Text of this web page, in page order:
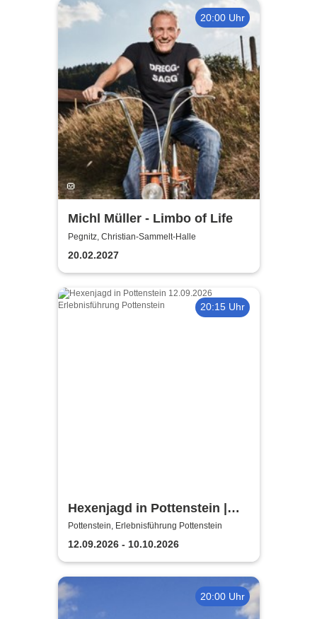
20:00 Uhr
Michl Müller - Limbo of Life
Pegnitz, Christian-Sammelt-Halle
20.02.2027
20:15 Uhr
Hexenjagd in Pottenstein |
Die Inszenierung gegen
Verleumdung & Ausgrenzung
Pottenstein, Erlebnisführung Pottenstein
12.09.2026 - 10.10.2026
20:00 Uhr